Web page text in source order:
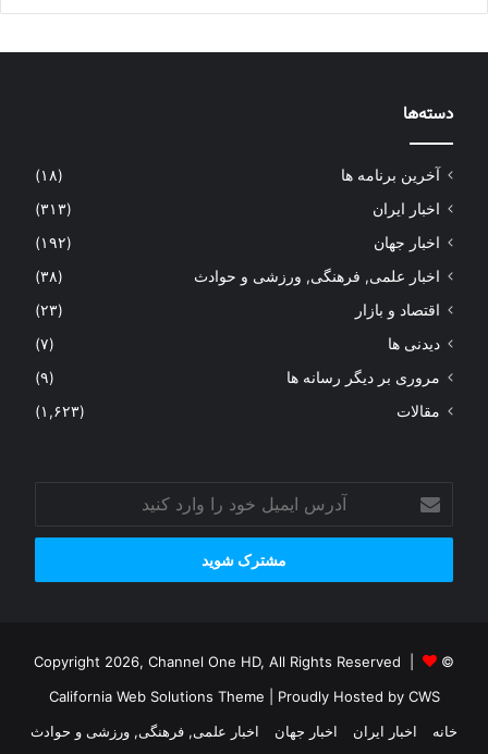
دسته‌ها
آخرین برنامه ها
(۱۸)
اخبار ایران
(۳۱۳)
اخبار جهان
(۱۹۲)
اخبار علمی, فرهنگی, ورزشی و حوادث
(۳۸)
اقتصاد و بازار
(۲۳)
دیدنی ها
(۷)
مروری بر دیگر رسانه ها
(۹)
مقالات
(۱,۶۲۳)
ایمیل
خود
وارد
© Copyright 2026, Channel One HD, All Rights Reserved |
California Web Solutions Theme | Proudly Hosted by CWS
خانه
اخبار ایران اخبار جهان اخبار علمی, فرهنگی, ورزشی و حوادث